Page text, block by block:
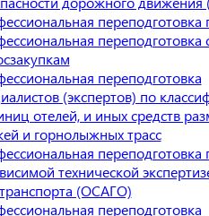
переподготовка
переподготовка
переподготовка
(экспертов) по
отелей, и иных средств
и горнолыжных трасс
переподготовка
технической
(ОСАГО)
переподготовка